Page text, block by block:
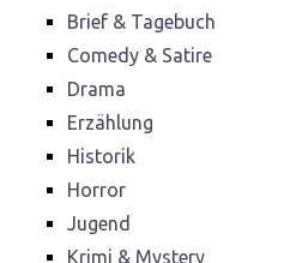
Brief & Tagebuch
Comedy & Satire
Drama
Erzählung
Historik
Horror
Jugend
Krimi & Mystery